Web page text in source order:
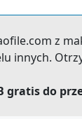
z
innych.
gratis do